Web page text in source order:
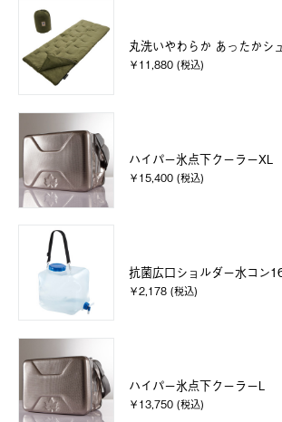
丸洗いやわらか あったかシ
￥11,880 (税込)
ハイパー氷点下クーラーXL
￥15,400 (税込)
抗菌広口ショルダー水コン
￥2,178 (税込)
ハイパー氷点下クーラーL
￥13,750 (税込)